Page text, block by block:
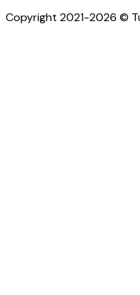
Copyright 2021-2026 ©